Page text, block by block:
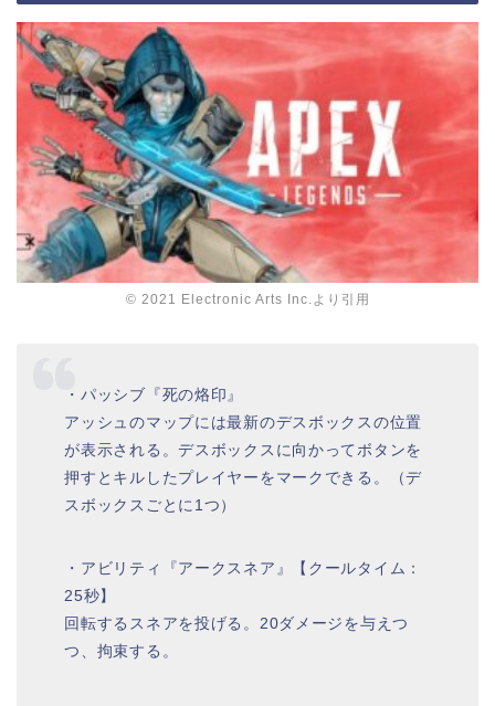
© 2021 Electronic Arts Inc.より引用
・パッシブ『死の烙印』
アッシュのマップには最新のデスボックスの位置
が表示される。デスボックスに向かってボタンを
押すとキルしたプレイヤーをマークできる。（デ
スボックスごとに1つ）
・アビリティ『アークスネア』【クールタイム：
25秒】
回転するスネアを投げる。20ダメージを与えつ
つ、拘束する。